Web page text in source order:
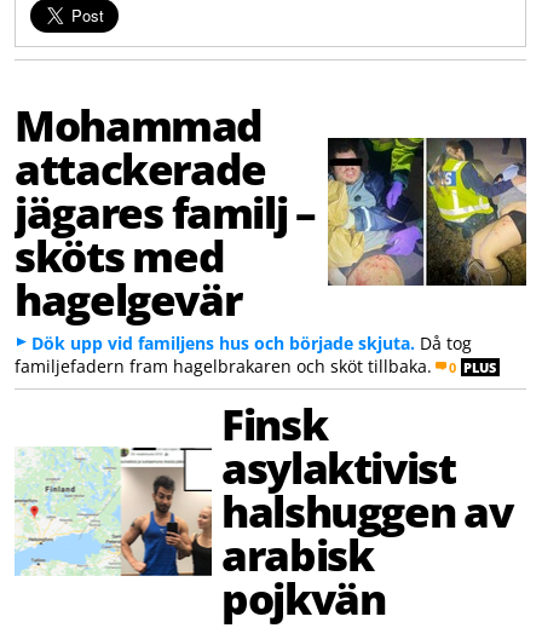
Mohammad
attackerade
jägares familj –
sköts med
hagelgevär
Dök upp vid familjens hus och började skjuta. Då tog
familjefadern fram hagelbrakaren och sköt tillbaka.
0 PLUS
Finsk
asylaktivist
halshuggen av
arabisk
pojkvän